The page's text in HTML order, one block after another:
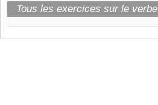
Tous les exercices sur le verbe